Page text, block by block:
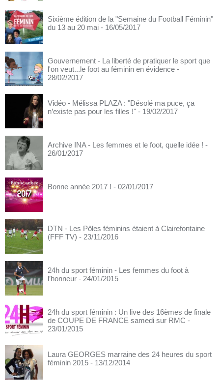
Sixième édition de la "Semaine du Football Féminin"
du 13 au 20 mai - 16/05/2017
Gouvernement - La liberté de pratiquer le sport que
l'on veut...le foot au féminin en évidence -
28/02/2017
Vidéo - Mélissa PLAZA : "Désolé ma puce, ça
n’existe pas pour les filles !" - 19/02/2017
Archive INA - Les femmes et le foot, quelle idée ! -
26/01/2017
Bonne année 2017 ! - 02/01/2017
DTN - Les Pôles féminins étaient à Clairefontaine
(FFF TV) - 23/11/2016
24h du sport féminin - Les femmes du foot à
l’honneur - 24/01/2015
24h du sport féminin : Un live des 16èmes de finale
de COUPE DE FRANCE samedi sur RMC -
23/01/2015
Laura GEORGES marraine des 24 heures du sport
féminin 2015 - 13/12/2014